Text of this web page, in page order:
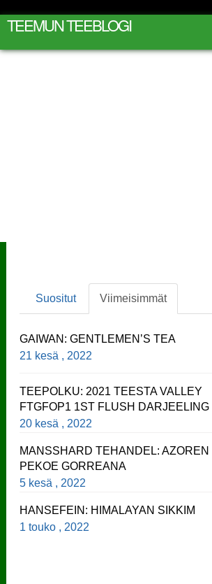
TEEMUN TEEBLOGI
Suositut Viimeisimmät
GAIWAN: GENTLEMEN’S TEA
21 kesä , 2022
TEEPOLKU: 2021 TEESTA VALLEY
FTGFOP1 1ST FLUSH DARJEELING
20 kesä , 2022
MANSSHARD TEHANDEL: AZOREN
PEKOE GORREANA
5 kesä , 2022
HANSEFEIN: HIMALAYAN SIKKIM
1 touko , 2022